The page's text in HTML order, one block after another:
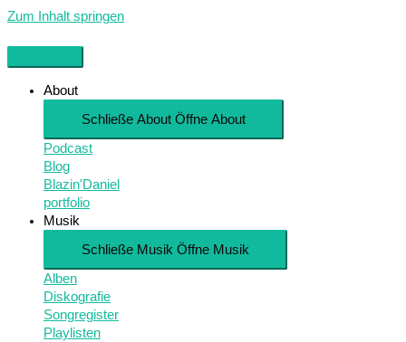
Zum Inhalt springen
About
Schließe About Öffne About
Podcast
Blog
Blazin'Daniel
portfolio
Musik
Schließe Musik Öffne Musik
Alben
Diskografie
Songregister
Playlisten